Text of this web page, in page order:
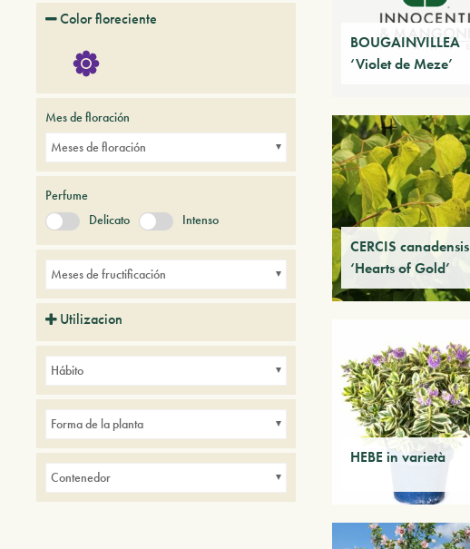
BOUGAINVILLEA
‘Violet de Meze’
CERCIS canadensis
‘Hearts of Gold’
HEBE in varietà
Color floreciente
Mes de floración
Meses de floración
Perfume
Delicato
Intenso
Meses de fructificación
Utilizacion
Pequeños jardines
Setos
Hábito
Forma de la planta
Contenedor